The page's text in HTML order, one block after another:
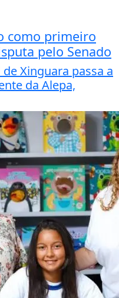
como primeiro
pelo Senado
Xinguara passa a
da Alepa,